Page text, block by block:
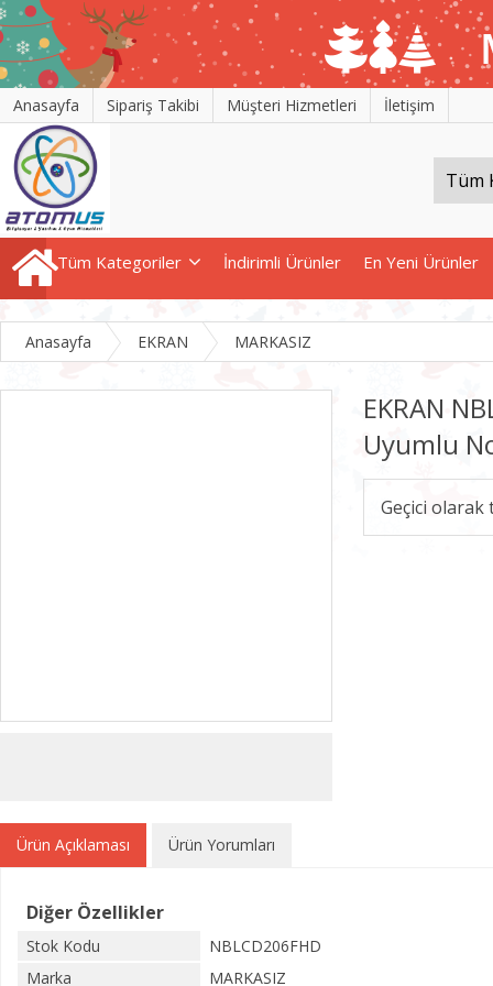
Anasayfa Sipariş Takibi Müşteri Hizmetleri İletişim
Tüm Kategoriler İndirimli Ürünler En Yeni Ürünler
Anasayfa EKRAN MARKASIZ
EKRAN
Uyumlu
Geçici
Ürün Açıklaması Ürün Yorumları
Diğer Özellikler
Stok Kodu
NBLCD206FHD
Marka
MARKASIZ